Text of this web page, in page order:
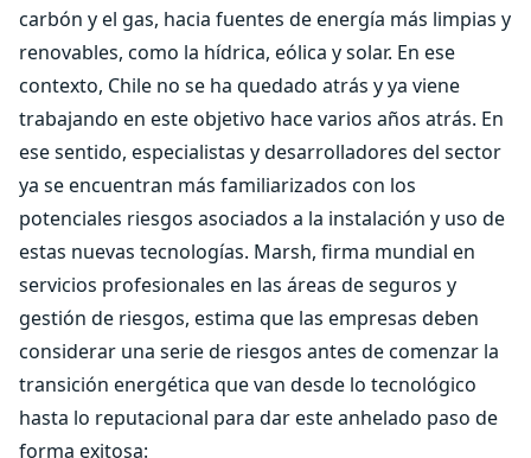
carbón y el gas, hacia fuentes de energía más limpias y
renovables, como la hídrica, eólica y solar. En ese
contexto, Chile no se ha quedado atrás y ya viene
trabajando en este objetivo hace varios años atrás. En
ese sentido, especialistas y desarrolladores del sector
ya se encuentran más familiarizados con los
potenciales riesgos asociados a la instalación y uso de
estas nuevas tecnologías. Marsh, firma mundial en
servicios profesionales en las áreas de seguros y
gestión de riesgos, estima que las empresas deben
considerar una serie de riesgos antes de comenzar la
transición energética que van desde lo tecnológico
hasta lo reputacional para dar este anhelado paso de
forma exitosa: